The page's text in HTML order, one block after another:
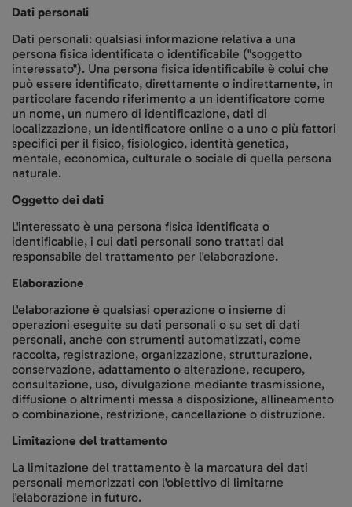
Dati personali
Dati personali: qualsiasi informazione relativa a una
persona fisica identificata o identificabile ("soggetto
interessato"). Una persona fisica identificabile è colui che
può essere identificato, direttamente o indirettamente, in
particolare facendo riferimento a un identificatore come
un nome, un numero di identificazione, dati di
localizzazione, un identificatore online o a uno o più fattori
specifici per il fisico, fisiologico, identità genetica,
mentale, economica, culturale o sociale di quella persona
naturale.
Oggetto dei dati
L'interessato è una persona fisica identificata o
identificabile, i cui dati personali sono trattati dal
responsabile del trattamento per l'elaborazione.
Elaborazione
L'elaborazione è qualsiasi operazione o insieme di
operazioni eseguite su dati personali o su set di dati
personali, anche con strumenti automatizzati, come
raccolta, registrazione, organizzazione, strutturazione,
conservazione, adattamento o alterazione, recupero,
consultazione, uso, divulgazione mediante trasmissione,
diffusione o altrimenti messa a disposizione, allineamento
o combinazione, restrizione, cancellazione o distruzione.
Limitazione del trattamento
La limitazione del trattamento è la marcatura dei dati
personali memorizzati con l'obiettivo di limitarne
l'elaborazione in futuro.